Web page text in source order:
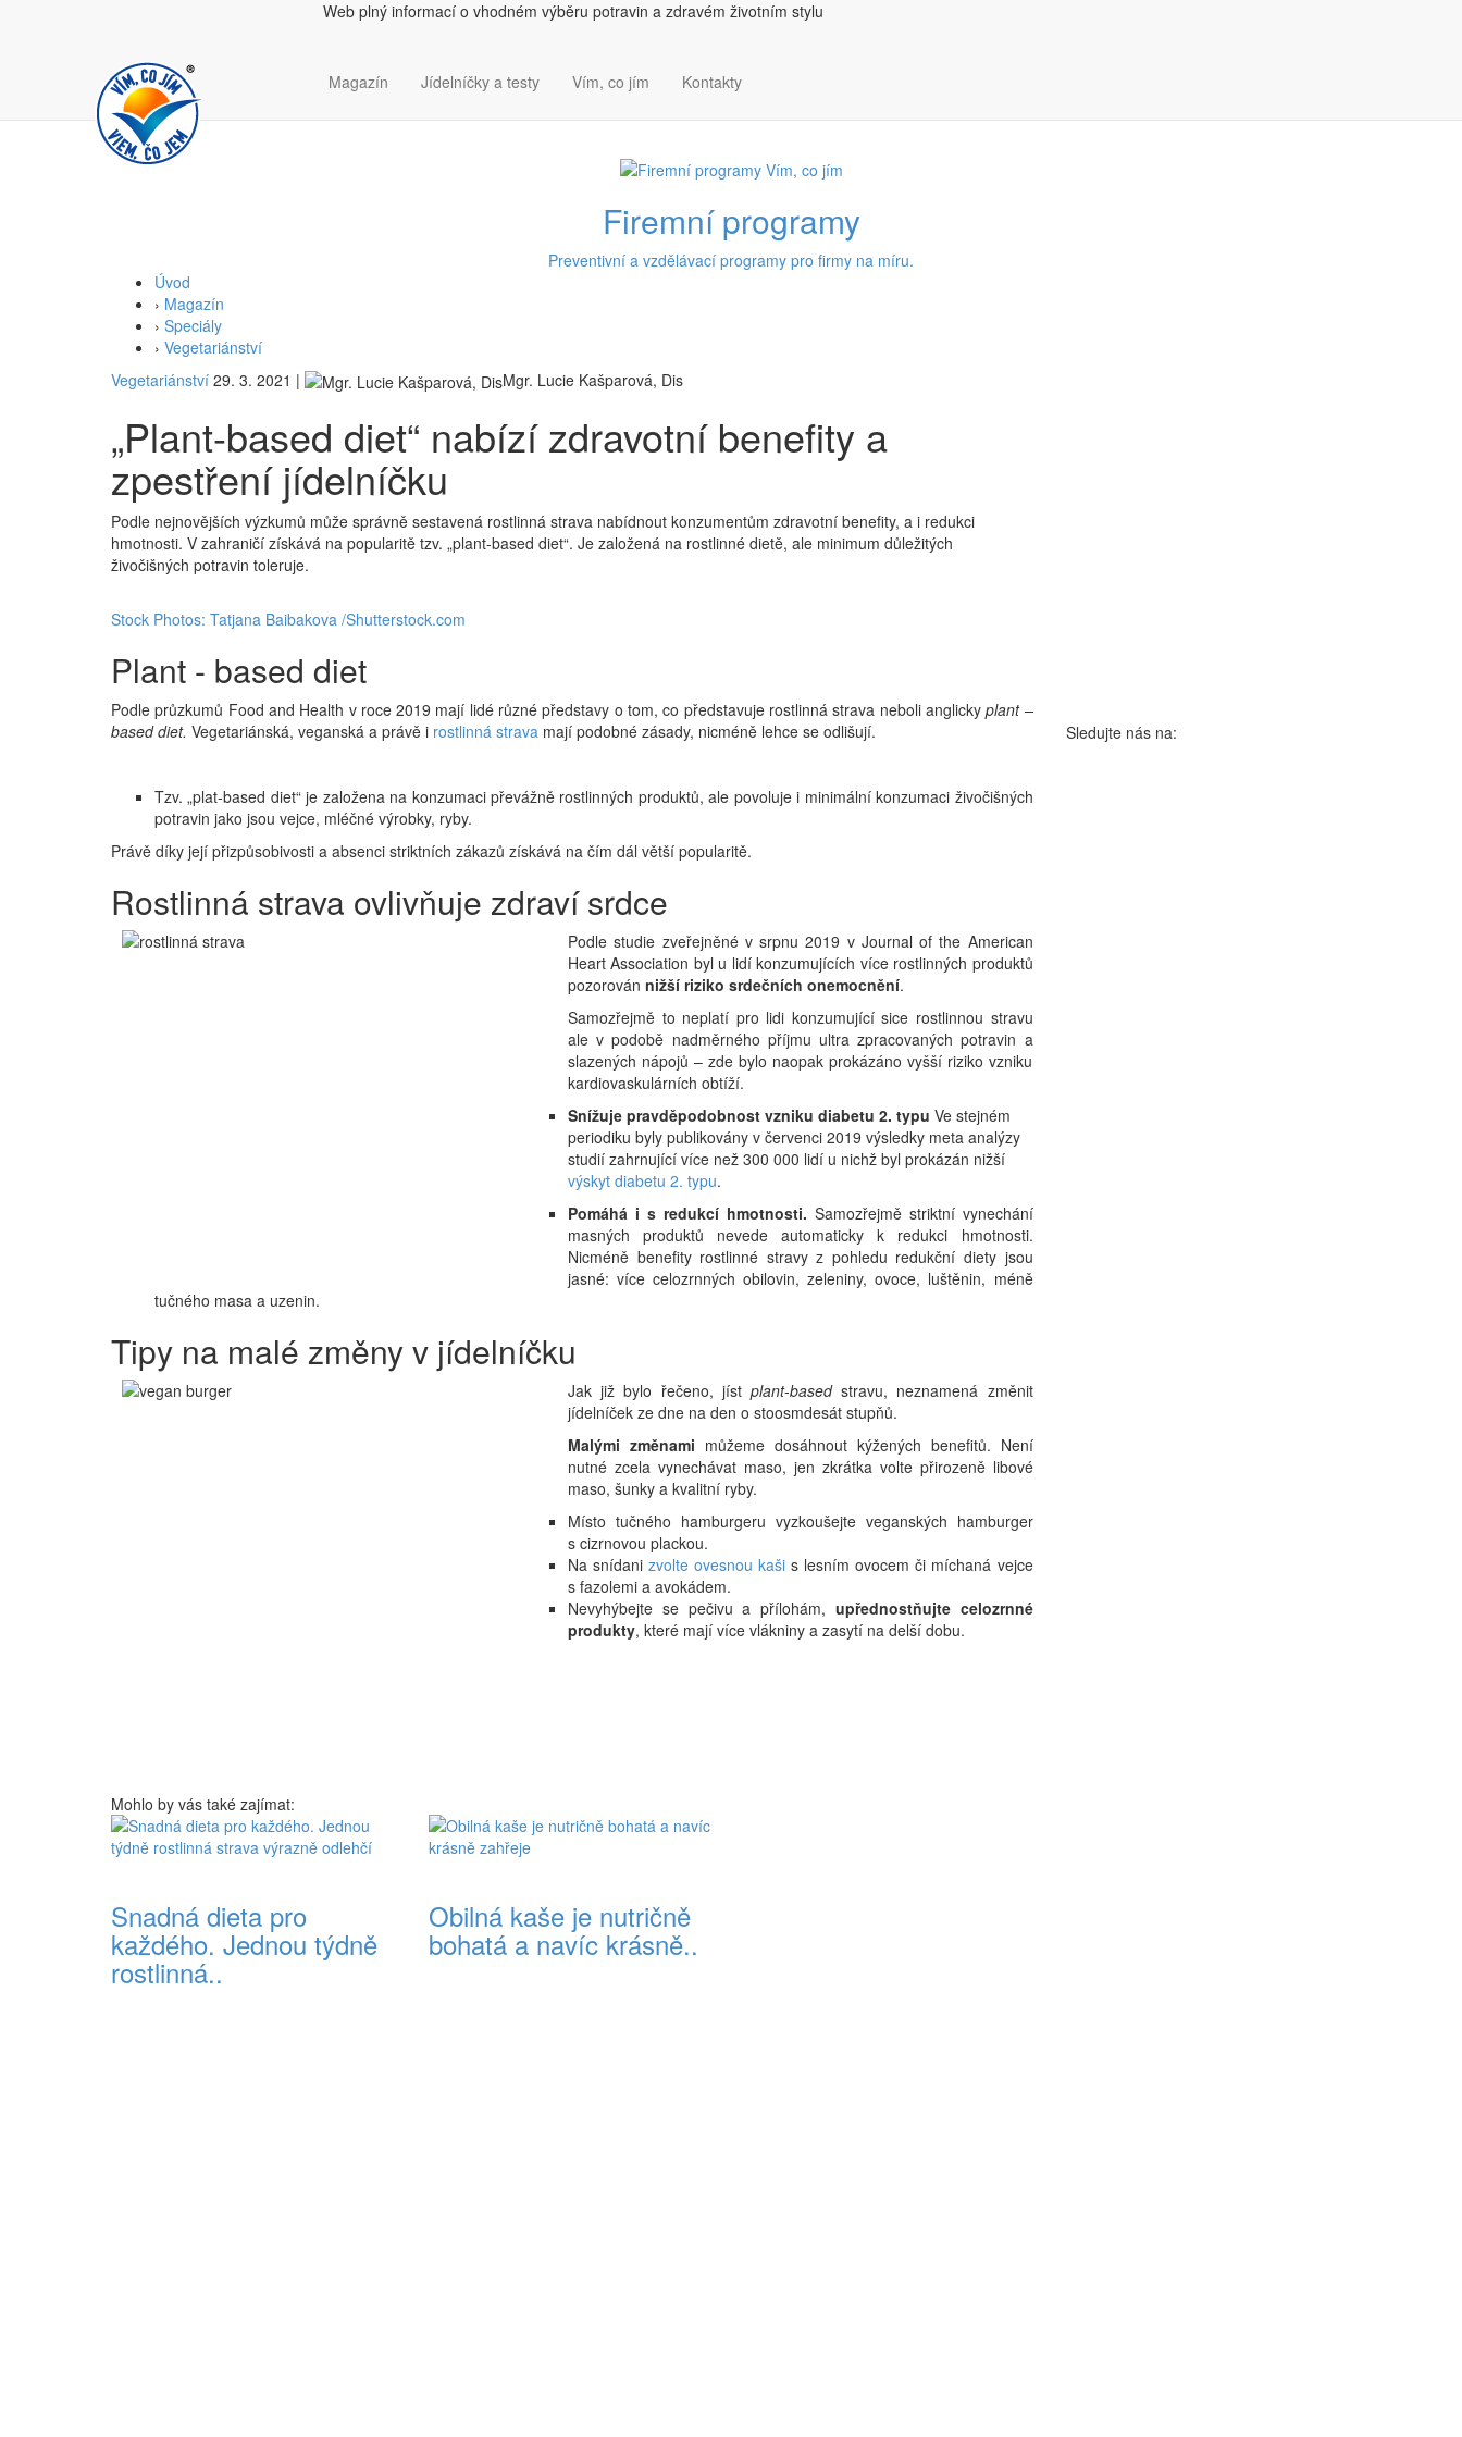
Web plný informací o vhodném výběru potravin a zdravém životním stylu
Magazín Jídelníčky a testy Vím, co jím Kontakty
Firemní programy
Preventivní a vzdělávací programy pro firmy na míru.
Úvod
› Magazín
› Speciály
› Vegetariánství
Vegetariánství 29. 3. 2021 | Mgr. Lucie Kašparová, Dis
„Plant-based diet“ nabízí zdravotní benefity a
zpestření jídelníčku
Podle nejnovějších výzkumů může správně sestavená rostlinná strava nabídnout konzumentům zdravotní benefity, a i redukci
hmotnosti. V zahraničí získává na popularitě tzv. „plant-based diet“. Je založená na rostlinné dietě, ale minimum důležitých
živočišných potravin toleruje.
Stock Photos: Tatjana Baibakova /Shutterstock.com
Plant - based diet
Podle průzkumů Food and Health v roce 2019 mají lidé různé představy o tom, co představuje rostlinná strava neboli anglickyplant –
based diet. Vegetariánská, veganská a právě i rostlinná strava mají podobné zásady, nicméně lehce se odlišují.
Tzv. „plat-based diet“ je založena na konzumaci převážně rostlinných produktů, ale povoluje i minimální konzumaci živočišných
potravin jako jsou vejce, mléčné výrobky, ryby.
Právě díky její přizpůsobivosti a absenci striktních zákazů získává na čím dál větší popularitě.
Rostlinná strava ovlivňuje zdraví srdce
Podle studie zveřejněné v srpnu 2019 v Journal of the American
Heart Association byl u lidí konzumujících více rostlinných produktů
pozorován nižší riziko srdečních onemocnění.
Samozřejmě to neplatí pro lidi konzumující sice rostlinnou stravu
ale v podobě nadměrného příjmu ultra zpracovaných potravin a
slazených nápojů – zde bylo naopak prokázáno vyšší riziko vzniku
kardiovaskulárních obtíží.
Snížuje pravděpodobnost vzniku diabetu 2. typu Ve stejném
periodiku byly publikovány v červenci 2019 výsledky meta analýzy
studií zahrnující více než 300 000 lidí u nichž byl prokázán nižší
výskyt diabetu 2. typu.
Pomáhá i s redukcí hmotnosti. Samozřejmě striktní vynechání
masných produktů nevede automaticky k redukci hmotnosti.
Nicméně benefity rostlinné stravy z pohledu redukční diety jsou
jasné: více celozrnných obilovin, zeleniny, ovoce, luštěnin, méně
tučného masa a uzenin.
Tipy na malé změny v jídelníčku
Jak již bylo řečeno, jíst plant-basedstravu, neznamená změnit
jídelníček ze dne na den o stoosmdesát stupňů.
Malými změnami můžeme dosáhnout kýžených benefitů. Není
nutné zcela vynechávat maso, jen zkrátka volte přirozeně libové
maso, šunky a kvalitní ryby.
Místo tučného hamburgeru vyzkoušejte veganských hamburger
s cizrnovou plackou.
Na snídanizvolte ovesnou kaši s lesním ovocem či míchaná vejce
s fazolemi a avokádem.
Nevyhýbejte se pečivu a přílohám, upřednostňujte celozrnné
produkty, které mají více vlákniny a zasytí na delší dobu.
Mohlo by vás také zajímat:
Snadná dieta pro
každého. Jednou týdně
rostlinná..
Obilná kaše je nutričně
bohatá a navíc krásně..
Sledujte nás na: